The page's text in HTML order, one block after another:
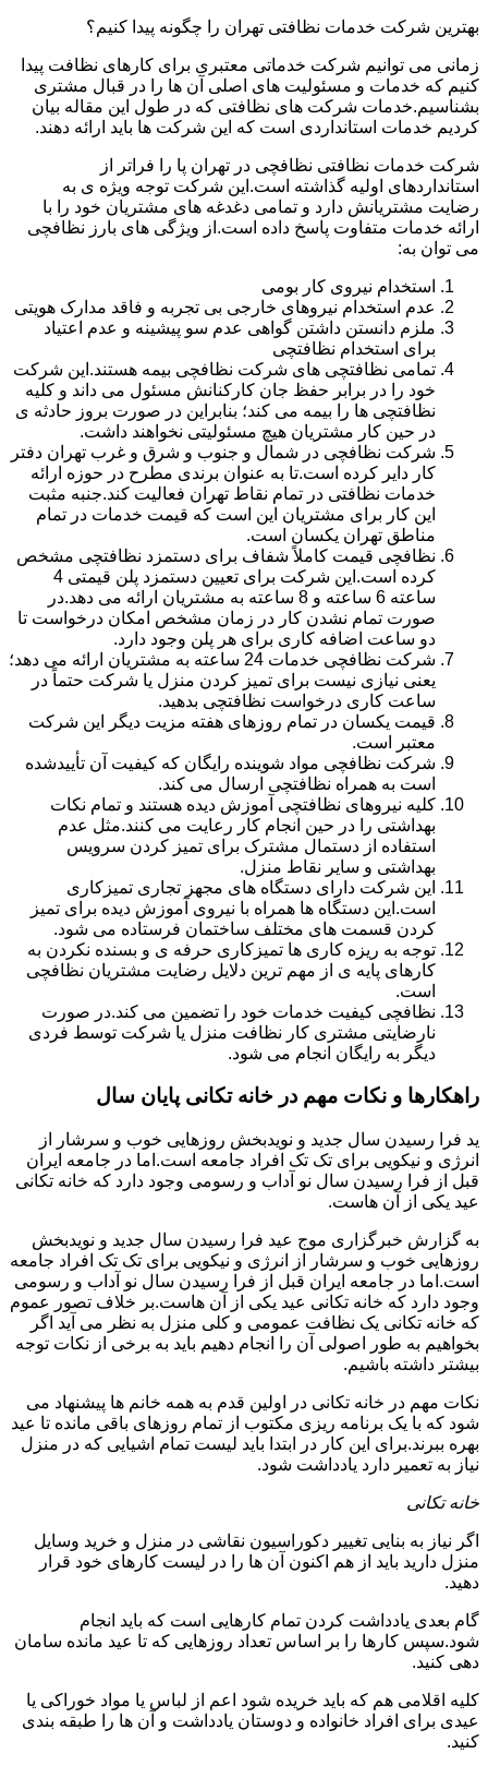
بهترین شرکت خدمات نظافتی تهران را چگونه پیدا کنیم؟
زمانی می توانیم شرکت خدماتی معتبری برای کارهای نظافت پیدا
کنیم که خدمات و مسئولیت های اصلی آن ها را در قبال مشتری
بشناسیم.خدمات شرکت های نظافتی که در طول این مقاله بیان
کردیم خدمات استانداردی است که این شرکت ها باید ارائه دهند.
شرکت خدمات نظافتی نظافچی در تهران پا را فراتر از
استانداردهای اولیه گذاشته است.این شرکت توجه ویژه ی به
رضایت مشتریانش دارد و تمامی دغدغه های مشتریان خود را با
ارائه خدمات متفاوت پاسخ داده است.از ویژگی های بارز نظافچی
می توان به:
استخدام نیروی کار بومی
عدم استخدام نیروهای خارجی بی تجربه و فاقد مدارک هویتی
ملزم دانستن داشتن گواهی عدم سو پیشینه و عدم اعتیاد
برای استخدام نظافتچی
تمامی نظافتچی های شرکت نظافچی بیمه هستند.این شرکت
خود را در برابر حفظ جان کارکنانش مسئول می داند و کلیه
نظافتچی ها را بیمه می کند؛ بنابراین در صورت بروز حادثه ی
در حین کار مشتریان هیچ مسئولیتی نخواهند داشت.
شرکت نظافچی در شمال و جنوب و شرق و غرب تهران دفتر
کار دایر کرده است.تا به عنوان برندی مطرح در حوزه ارائه
خدمات نظافتی در تمام نقاط تهران فعالیت کند.جنبه مثبت
این کار برای مشتریان این است که قیمت خدمات در تمام
مناطق تهران یکسان است.
نظافچی قیمت کاملاً شفاف برای دستمزد نظافتچی مشخص
کرده است.این شرکت برای تعیین دستمزد پلن قیمتی 4
ساعته 6 ساعته و 8 ساعته به مشتریان ارائه می دهد.در
صورت تمام نشدن کار در زمان مشخص امکان درخواست تا
دو ساعت اضافه کاری برای هر پلن وجود دارد.
شرکت نظافچی خدمات 24 ساعته به مشتریان ارائه می دهد؛
یعنی نیازی نیست برای تمیز کردن منزل یا شرکت حتماً در
ساعت کاری درخواست نظافتچی بدهید.
قیمت یکسان در تمام روزهای هفته مزیت دیگر این شرکت
معتبر است.
شرکت نظافچی مواد شوینده رایگان که کیفیت آن تأییدشده
است به همراه نظافتچی ارسال می کند.
کلیه نیروهای نظافتچی آموزش دیده هستند و تمام نکات
بهداشتی را در حین انجام کار رعایت می کنند.مثل عدم
استفاده از دستمال مشترک برای تمیز کردن سرویس
بهداشتی و سایر نقاط منزل.
این شرکت دارای دستگاه های مجهز تجاری تمیزکاری
است.این دستگاه ها همراه با نیروی آموزش دیده برای تمیز
کردن قسمت های مختلف ساختمان فرستاده می شود.
توجه به ریزه کاری ها تمیزکاری حرفه ی و بسنده نکردن به
کارهای پایه ی از مهم ترین دلایل رضایت مشتریان نظافچی
است.
نظافچی کیفیت خدمات خود را تضمین می کند.در صورت
نارضایتی مشتری کار نظافت منزل یا شرکت توسط فردی
دیگر به رایگان انجام می شود.
راهکارها و نکات مهم در خانه تکانی پایان سال
ید فرا رسیدن سال جدید و نویدبخش روزهایی خوب و سرشار از
انرژی و نیکویی برای تک تک افراد جامعه است.اما در جامعه ایران
قبل از فرا رسیدن سال نو آداب و رسومی وجود دارد که خانه تکانی
عید یکی از آن هاست.
به گزارش خبرگزاری موج عید فرا رسیدن سال جدید و نویدبخش
روزهایی خوب و سرشار از انرژی و نیکویی برای تک تک افراد جامعه
است.اما در جامعه ایران قبل از فرا رسیدن سال نو آداب و رسومی
وجود دارد که خانه تکانی عید یکی از آن هاست.بر خلاف تصور عموم
که خانه تکانی یک نظافت عمومی و کلی منزل به نظر می آید اگر
بخواهیم به طور اصولی آن را انجام دهیم باید به برخی از نکات توجه
بیشتر داشته باشیم.
نکات مهم در خانه تکانی در اولین قدم به همه خانم ها پیشنهاد می
شود که با یک برنامه ریزی مکتوب از تمام روزهای باقی مانده تا عید
بهره ببرند.برای این کار در ابتدا باید لیست تمام اشیایی که در منزل
نیاز به تعمیر دارد یادداشت شود.
خانه تکانی
اگر نیاز به بنایی تغییر دکوراسیون نقاشی در منزل و خرید وسایل
منزل دارید باید از هم اکنون آن ها را در لیست کارهای خود قرار
دهید.
گام بعدی یادداشت کردن تمام کارهایی است که باید انجام
شود.سپس کارها را بر اساس تعداد روزهایی که تا عید مانده سامان
دهی کنید.
کلیه اقلامی هم که باید خریده شود اعم از لباس یا مواد خوراکی یا
عیدی برای افراد خانواده و دوستان یادداشت و آن ها را طبقه بندی
کنید.